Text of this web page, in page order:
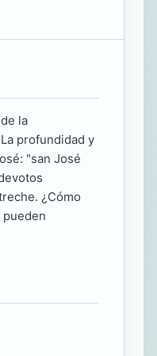
la
profundidad y
"san José
¿Cómo